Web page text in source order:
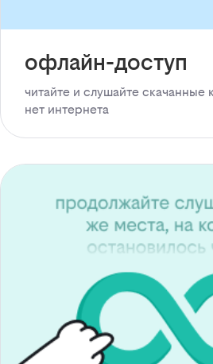
офлайн-доступ
читайте и слушайте скачанные
нет интернета